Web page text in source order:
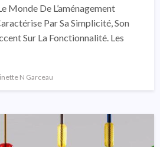
Monde De L’aménagement
Par Sa Simplicité, Son
Sur La Fonctionnalité. Les
N Garceau